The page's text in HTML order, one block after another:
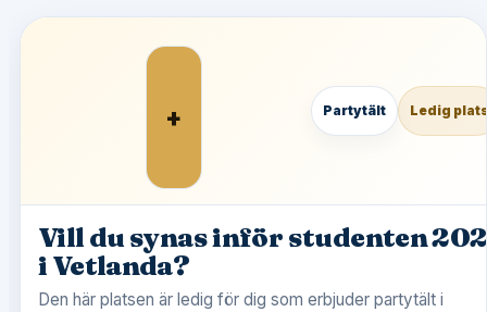
+ Partytält Ledig
Vill du synas inför studenten
i Vetlanda?
Den här platsen är ledig för dig som erbjuder partytält i